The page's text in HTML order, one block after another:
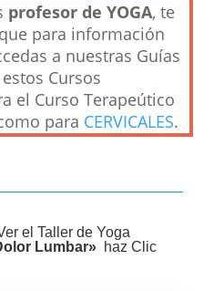
profesor de YOGA, te
para información
a nuestras Guías
Cursos
el Curso Terapeútico
para CERVICALES.
el Taller de Yoga
Lumbar» haz Clic